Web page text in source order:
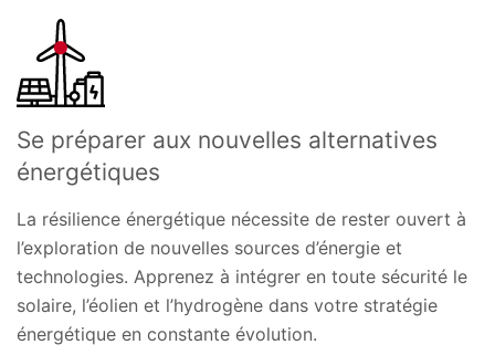
Se préparer aux nouvelles alternatives
énergétiques
La résilience énergétique nécessite de rester ouvert à
l’exploration de nouvelles sources d’énergie et
technologies. Apprenez à intégrer en toute sécurité le
solaire, l’éolien et l’hydrogène dans votre stratégie
énergétique en constante évolution.